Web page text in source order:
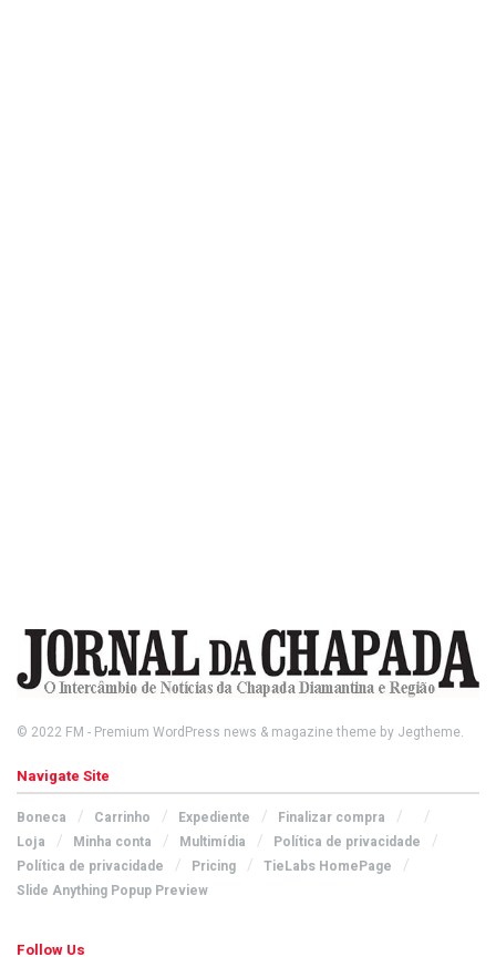
© 2022 FM - Premium WordPress news & magazine theme by Jegtheme.
Navigate Site
Boneca Carrinho Expediente
Finalizar compra
Loja
Minha conta Multimídia
Política de privacidade
Política de privacidade
Pricing
TieLabs HomePage
Slide Anything Popup Preview
Follow Us